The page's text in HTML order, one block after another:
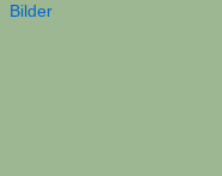
Bilder